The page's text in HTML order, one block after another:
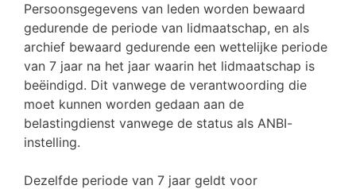
Persoonsgegevens van leden worden bewaard
gedurende de periode van lidmaatschap, en als
archief bewaard gedurende een wettelijke periode
van 7 jaar na het jaar waarin het lidmaatschap is
beëindigd. Dit vanwege de verantwoording die
moet kunnen worden gedaan aan de
belastingdienst vanwege de status als ANBI-
instelling.
Dezelfde periode van 7 jaar geldt voor